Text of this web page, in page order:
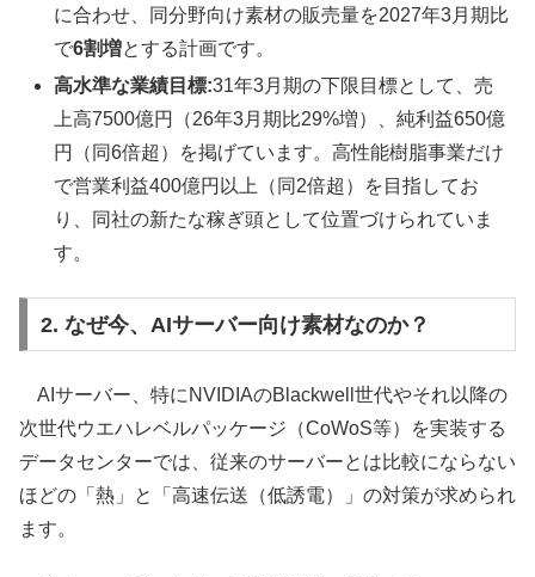
に合わせ、同分野向け素材の販売量を2027年3月期比
で6割増とする計画です。
高水準な業績目標:31年3月期の下限目標として、売
上高7500億円（26年3月期比29%増）、純利益650億
円（同6倍超）を掲げています。高性能樹脂事業だけ
で営業利益400億円以上（同2倍超）を目指してお
り、同社の新たな稼ぎ頭として位置づけられていま
す。
2. なぜ今、AIサーバー向け素材なのか？
AIサーバー、特にNVIDIAのBlackwell世代やそれ以降の
次世代ウエハレベルパッケージ（CoWoS等）を実装する
データセンターでは、従来のサーバーとは比較にならない
ほどの「熱」と「高速伝送（低誘電）」の対策が求められ
ます。